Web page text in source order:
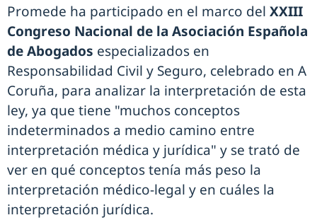
Promede ha participado en el marco del XXIII
Congreso Nacional de la Asociación Española
de Abogados especializados en
Responsabilidad Civil y Seguro, celebrado en A
Coruña, para analizar la interpretación de esta
ley, ya que tiene "muchos conceptos
indeterminados a medio camino entre
interpretación médica y jurídica" y se trató de
ver en qué conceptos tenía más peso la
interpretación médico-legal y en cuáles la
interpretación jurídica.